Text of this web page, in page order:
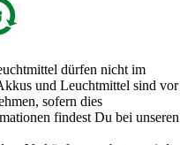
dürfen nicht im
und Leuchtmittel sind vor
sofern dies
findest Du bei unseren